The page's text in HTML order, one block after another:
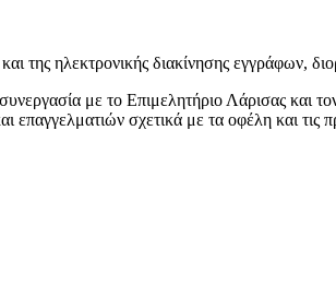
της ηλεκτρονικής διακίνησης εγγράφων,
με το Επιμελητήριο Λάρισας και
σχετικά με τα οφέλη και τις